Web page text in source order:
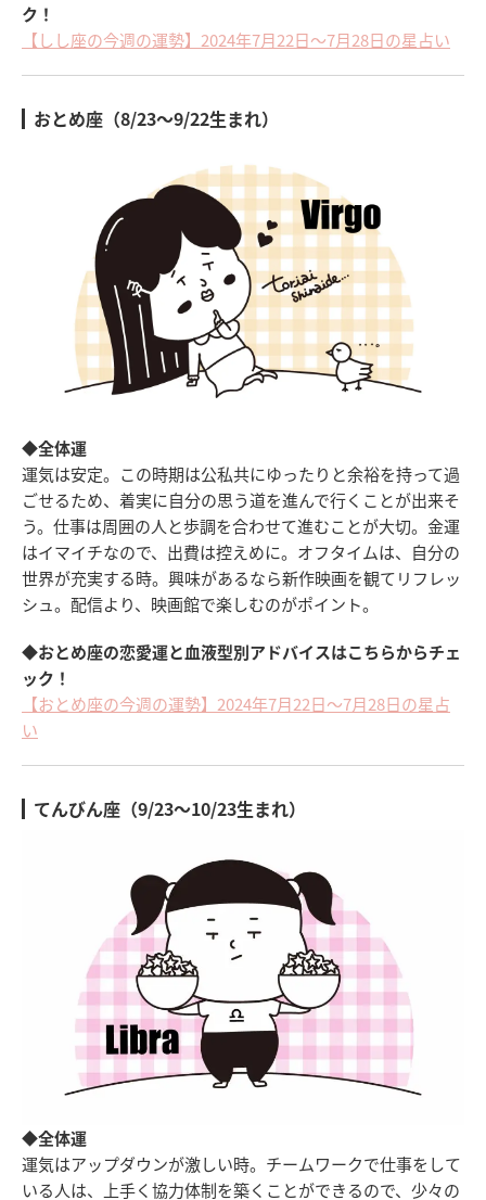
ク！
【しし座の今週の運勢】2024年7月22日～7月28日の星占い
おとめ座（8/23～9/22生まれ）
◆全体運
運気は安定。この時期は公私共にゆったりと余裕を持って過
ごせるため、着実に自分の思う道を進んで行くことが出来そ
う。仕事は周囲の人と歩調を合わせて進むことが大切。金運
はイマイチなので、出費は控えめに。オフタイムは、自分の
世界が充実する時。興味があるなら新作映画を観てリフレッ
シュ。配信より、映画館で楽しむのがポイント。
◆おとめ座の恋愛運と血液型別アドバイスはこちらからチェ
ック！
【おとめ座の今週の運勢】2024年7月22日～7月28日の星占
い
てんびん座（9/23～10/23生まれ）
◆全体運
運気はアップダウンが激しい時。チームワークで仕事をして
いる人は、上手く協力体制を築くことができるので、少々の